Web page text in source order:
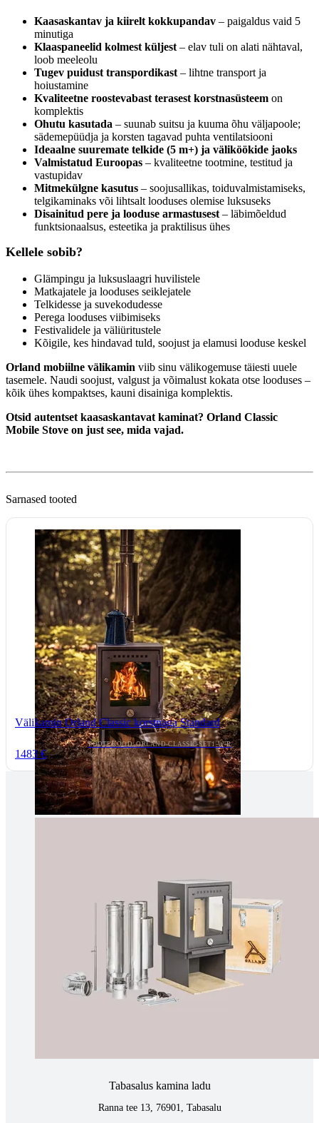
Kaasaskantav ja kiirelt kokkupandav – paigaldus vaid 5
minutiga
Klaaspaneelid kolmest küljest – elav tuli on alati nähtaval,
loob meeleolu
Tugev puidust transpordikast – lihtne transport ja
hoiustamine
Kvaliteetne roostevabast terasest korstnasüsteem on
komplektis
Ohutu kasutada – suunab suitsu ja kuuma õhu väljapoole;
sädemepüüdja ja korsten tagavad puhta ventilatsiooni
Ideaalne suuremate telkide (5 m+) ja väliköökide jaoks
Valmistatud Euroopas – kvaliteetne tootmine, testitud ja
vastupidav
Mitmekülgne kasutus – soojusallikas, toiduvalmistamiseks,
telgikaminaks või lihtsalt looduses olemise luksuseks
Disainitud pere ja looduse armastusest – läbimõeldud
funktsionaalsus, esteetika ja praktilisus ühes
Kellele sobib?
Glämpingu ja luksuslaagri huvilistele
Matkajatele ja looduses seiklejatele
Telkidesse ja suvekodudesse
Perega looduses viibimiseks
Festivalidele ja väliüritustele
Kõigile, kes hindavad tuld, soojust ja elamusi looduse keskel
Orland mobiilne välikamin viib sinu välikogemuse täiesti uuele
tasemele. Naudi soojust, valgust ja võimalust kokata otse looduses –
kõik ühes kompaktses, kauni disainiga komplektis.
Otsid autentset kaasaskantavat kaminat? Orland Classic
Mobile Stove on just see, mida vajad.
Sarnased tooted
Välikamin Orland Classic korstnaga Standard
TOOTEKOOD: ORLAND-CLASSIC-SET1-W-R
1483 €
Tallinnas kaminasalong
E-R 10:00-18:30
Tartus kivi töötlemine
Tähe 127E, Tartu
(+372) 747 7107
vaino@raidkivi.ee
Tabasalus kamina ladu
Ranna tee 13, 76901, Tabasalu